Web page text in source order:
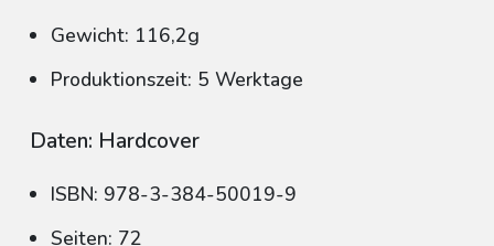
Gewicht: 116,2g
Produktionszeit: 5 Werktage
Daten: Hardcover
ISBN: 978-3-384-50019-9
Seiten: 72